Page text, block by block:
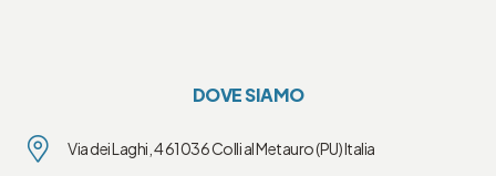
DOVE SIAMO
Via dei Laghi, 4 61036 Colli al Metauro (PU) Italia